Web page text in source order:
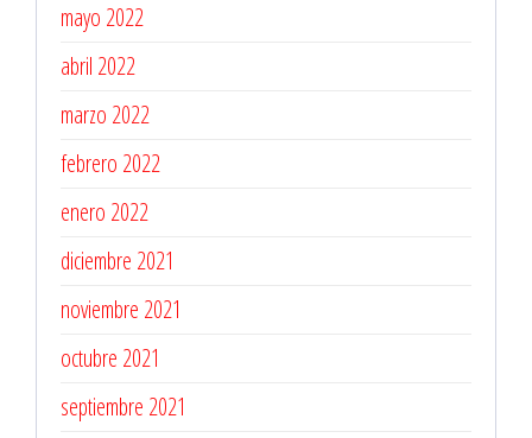
mayo 2022
abril 2022
marzo 2022
febrero 2022
enero 2022
diciembre 2021
noviembre 2021
octubre 2021
septiembre 2021